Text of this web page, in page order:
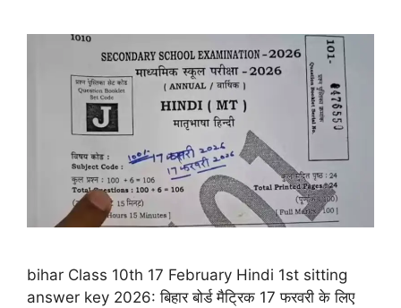
bihar Class 10th 17 February Hindi 1st sitting
answer key 2026: बिहार बोर्ड मैट्रिक 17 फरवरी के लिए